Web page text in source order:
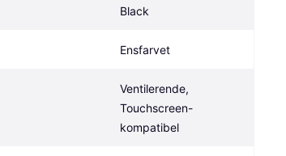
Black
Ensfarvet
Ventilerende,
Touchscreen-
kompatibel